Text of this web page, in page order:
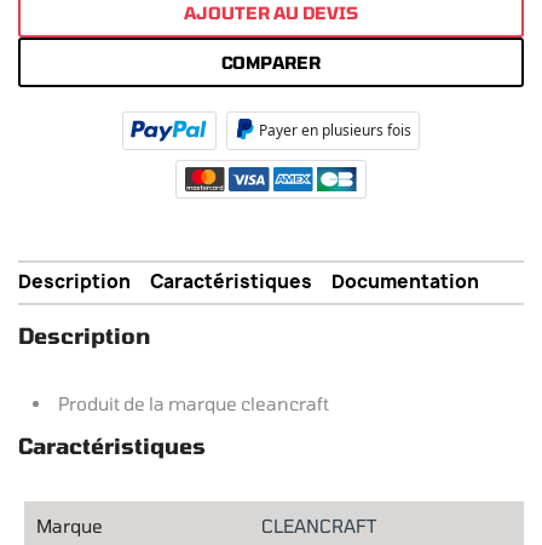
AJOUTER AU DEVIS
COMPARER
Payer en plusieurs fois
Description Caractéristiques Documentation
Description
Produit de la marque cleancraft
Caractéristiques
Marque CLEANCRAFT